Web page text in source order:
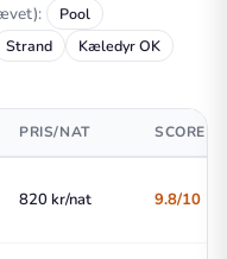
Pool
Strand
Kæledyr OK
PRIS/NAT SCORE
820 kr/nat 9.8/10